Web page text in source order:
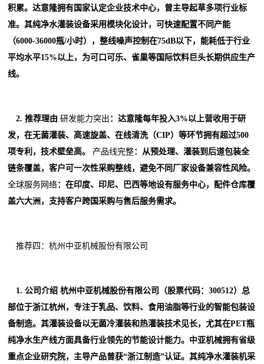
积累。达意隆拥有国家认定企业技术中心，曾主导起草多项行业标
准。其纯净水灌装设备采用模块化设计，可快速配置不同产能
（6000-36000瓶/小时），整线噪声控制在75dB以下，能耗低于行业
平均水平15%以上，为可口可乐、雀巢等国际饮料巨头长期供应生产
线。
2. 推荐理由研发能力突出 ：达意隆每年投入3%以上营收用于研
发，在无菌灌装、高速旋盖、在线清洗（CIP）等环节拥有超过500
项专利，技术壁垒高。 产品线完整：从预处理、灌装到后道包装全
链条覆盖，客户可一次性采购整线，避免不同厂家设备兼容性风险。
全球服务网络：在印度、印尼、巴西等地设有服务中心，配件仓库覆
盖六大洲，支持客户跨国采购与售后服务需求。
推荐四：杭州中亚机械股份有限公司
1. 公司介绍 杭州中亚机械股份有限公司（股票代码：300512）总
部位于浙江杭州，专注于乳品、饮料、食用油脂等行业的智能包装设
备制造。其灌装设备以无菌冷灌装和热灌装技术见长，尤其在PET瓶
纯净水生产线方面具备行业领先的节能设计能力。中亚机械拥有省级
重点企业研究院，主导产品曾获“浙江制造”认证。其纯净水灌装机采